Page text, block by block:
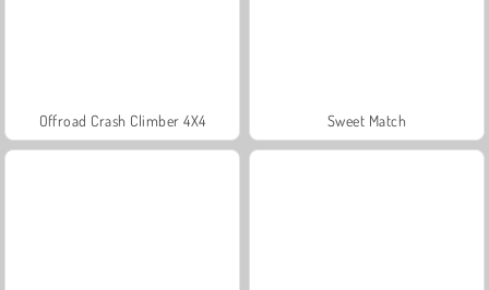
Offroad Crash Climber 4X4 Sweet Match